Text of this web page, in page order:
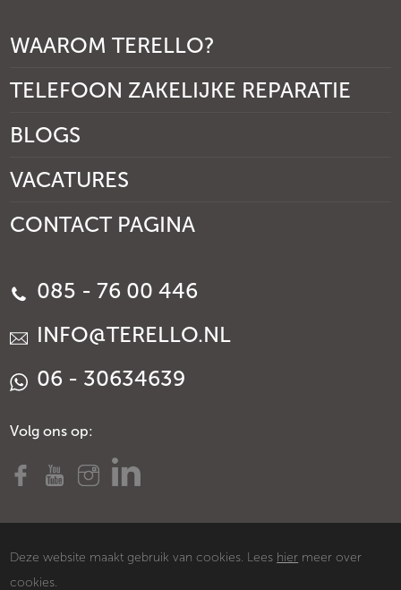
WAAROM TERELLO?
TELEFOON ZAKELIJKE REPARATIE
BLOGS
VACATURES
CONTACT PAGINA
085 - 76 00 446
INFO@TERELLO.NL
06 - 30634639
Volg ons op:
Deze website maakt gebruik van cookies. Lees hier meer over
cookies.